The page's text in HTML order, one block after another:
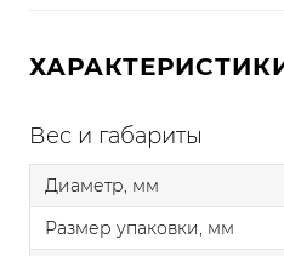
Вес и габариты
Диаметр, мм
Размер упаковки, мм